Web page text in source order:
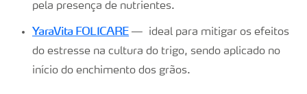
pela presença de nutrientes.
YaraVita FOLICARE — ideal para mitigar os efeitos
do estresse na cultura do trigo, sendo aplicado no
início do enchimento dos grãos.